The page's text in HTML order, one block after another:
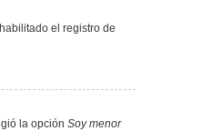
el registro de
la opción Soy menor